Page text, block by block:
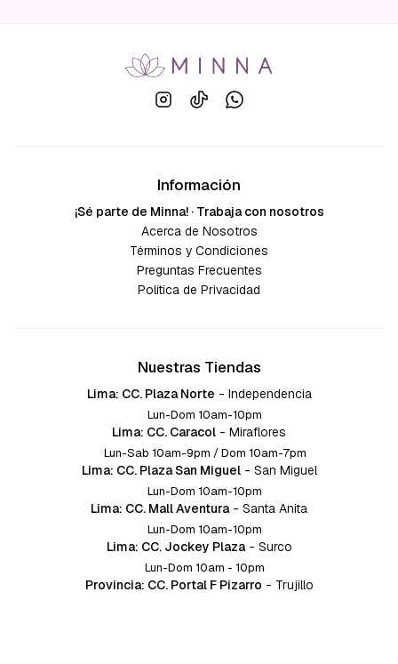
Información
¡Sé parte de Minna! · Trabaja con nosotros
Acerca de Nosotros
Términos y Condiciones
Preguntas Frecuentes
Política de Privacidad
Nuestras Tiendas
Lima: CC. Plaza Norte - Independencia
Lun-Dom 10am-10pm
Lima: CC. Caracol - Miraflores
Lun-Sab 10am-9pm / Dom 10am-7pm
Lima: CC. Plaza San Miguel - San Miguel
Lun-Dom 10am-10pm
Lima: CC. Mall Aventura - Santa Anita
Lun-Dom 10am-10pm
Lima: CC. Jockey Plaza - Surco
Lun-Dom 10am - 10pm
Provincia: CC. Portal F Pizarro - Trujillo